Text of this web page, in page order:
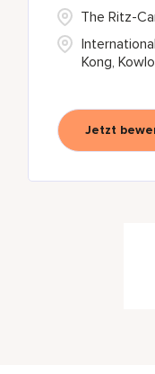
Kong,
The Ritz-
Jetzt